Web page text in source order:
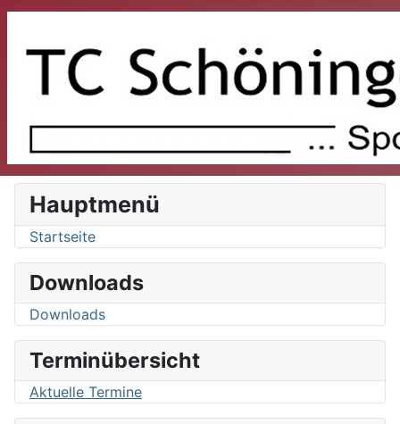
Hauptmenü
Startseite
Downloads
Downloads
Terminübersicht
Aktuelle Termine